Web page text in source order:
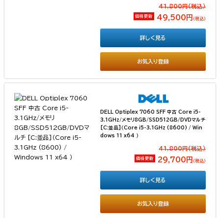
41,800円(税込）
価格更新 49,500円 （税込）
お気入り登録
詳しく見る
DELL Optiplex 7060 SFF 中古 Core i5-
3.1GHz/メモリ8GB/SSD512GB/DVDマルチ
[C:並品]（Core i5-3.1GHz (8600) / Win
dows 11 x64 ）
41,800円(税込）
価格更新 29,700円 （税込）
お気入り登録
詳しく見る